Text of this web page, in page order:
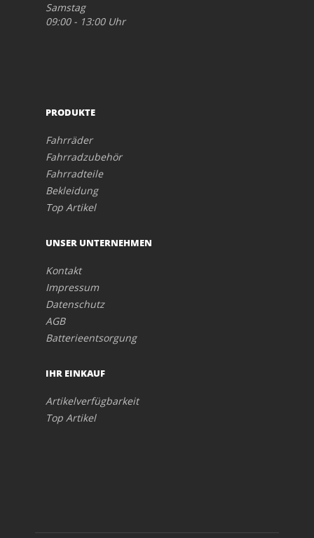
Samstag
09:00 - 13:00 Uhr
PRODUKTE
Fahrräder
Fahrradzubehör
Fahrradteile
Bekleidung
Top Artikel
UNSER UNTERNEHMEN
Kontakt
Impressum
Datenschutz
AGB
Batterieentsorgung
IHR EINKAUF
Artikelverfügbarkeit
Top Artikel